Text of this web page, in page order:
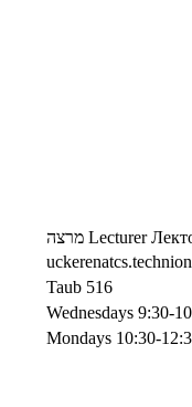
מרצה Lecturer
Taub 516
Wednesdays 9:30-
Mondays 10:30-